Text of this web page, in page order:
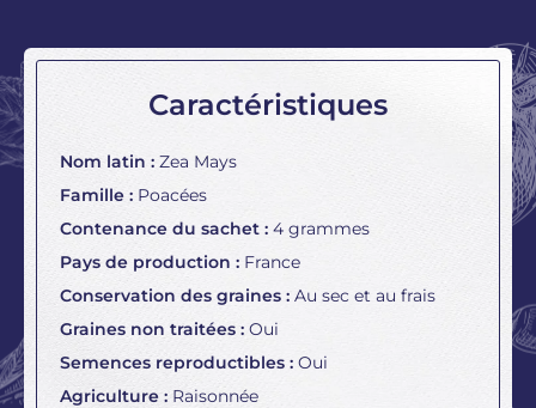
Caractéristiques
Nom latin : Zea Mays
Famille : Poacées
Contenance du sachet : 4 grammes
Pays de production : France
Conservation des graines : Au sec et au frais
Graines non traitées : Oui
Semences reproductibles : Oui
Agriculture : Raisonnée